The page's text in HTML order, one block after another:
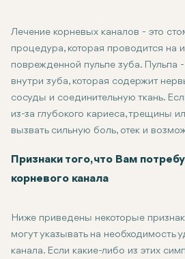
эффективным. В этой статье
такое лечение корневых каналов,
как работает процедура и какие
процесс для поддержания
Лечение корневых каналов - это
процедура, которая проводится на
поврежденной пульпе зуба. Пульпа -
внутри зуба, которая содержит
сосуды и соединительную ткань.
из-за глубокого кариеса, трещины
вызвать сильную боль, отек и
В процессе лечения стоматолог
Признаки того, что Вам
корневого канала
Ниже приведены некоторые
могут указывать на необходимость
канала. Если какие-либо из этих